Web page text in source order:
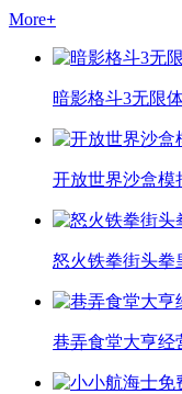
More+
暗影格斗3无限
开放世界沙盒模
怒火铁拳街头拳
巷弄食堂大亨经